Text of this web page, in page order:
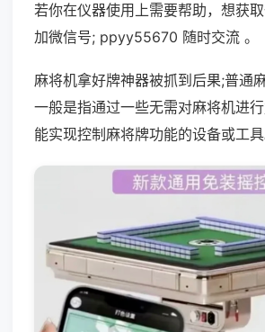
若你在仪器使用上需要帮助，想获
加微信号; ppyy55670 随时交流 。
麻将机拿好牌神器被抓到后果;普通
一般是指通过一些无需对麻将机进
能实现控制麻将牌功能的设备或工具